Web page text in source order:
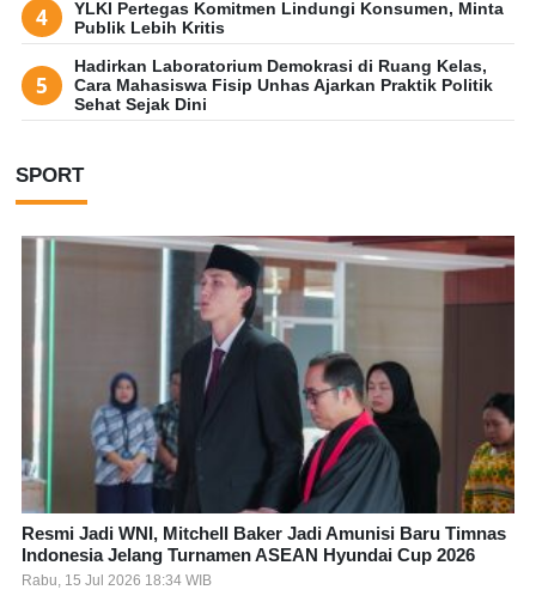
YLKI Pertegas Komitmen Lindungi Konsumen, Minta
Publik Lebih Kritis
Hadirkan Laboratorium Demokrasi di Ruang Kelas,
Cara Mahasiswa Fisip Unhas Ajarkan Praktik Politik
Sehat Sejak Dini
SPORT
Resmi Jadi WNI, Mitchell Baker Jadi Amunisi Baru Timnas
Indonesia Jelang Turnamen ASEAN Hyundai Cup 2026
Rabu, 15 Jul 2026 18:34 WIB